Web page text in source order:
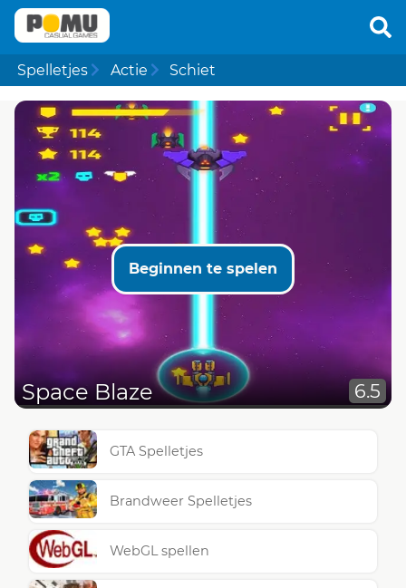
Spelletjes Actie Schiet
Beginnen te spelen
Space Blaze 6.5
GTA Spelletjes
Brandweer Spelletjes
WebGL spellen